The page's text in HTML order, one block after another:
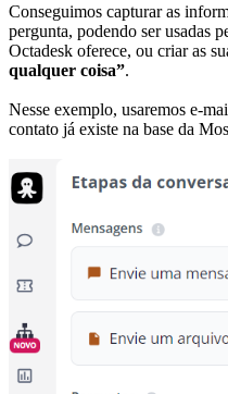
Conseguimos capturar as
pergunta, podendo ser usadas
Octadesk oferece, ou criar as
qualquer coisa”.
Nesse exemplo, usaremos e-
contato já existe na base da